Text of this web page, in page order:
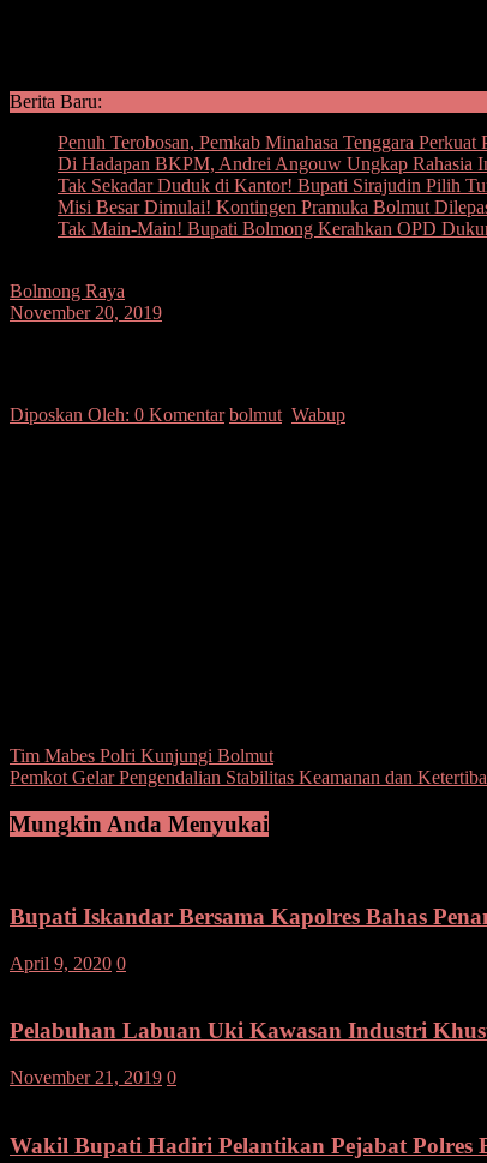
Berita Baru:
Penuh Terobosan, Pemkab Minahasa Tenggara
Di Hadapan BKPM, Andrei Angouw Ungkap Rahasia
Tak Sekadar Duduk di Kantor! Bupati Sirajudin Pilih
Misi Besar Dimulai! Kontingen Pramuka Bolmut
Tak Main-Main! Bupati Bolmong Kerahkan OPD
Bolmong Raya
November 20, 2019
Diposkan Oleh: 0 Komentar bolmut Wabup
Navigasi
pos
Tim Mabes Polri Kunjungi Bolmut
Pemkot Gelar Pengendalian Stabilitas Keamanan dan
Mungkin Anda Menyukai
Bupati Iskandar Bersama Kapolres Bahas
April 9, 2020 0
Pelabuhan Labuan Uki Kawasan Industri
November 21, 2019 0
Wakil Bupati Hadiri Pelantikan Pejabat Polres